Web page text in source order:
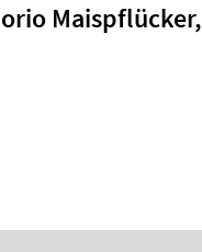
Maispflücker,